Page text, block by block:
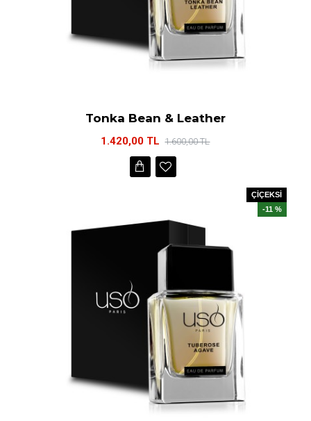
Tonka Bean & Leather
1.420,00 TL 1.600,00 TL
ÇİÇEKSİ
-11 %